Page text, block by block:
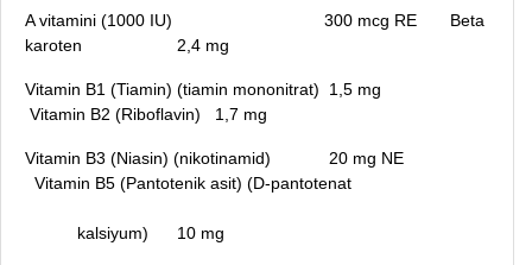
A vitamini (1000 IU) 300 mcg RE Beta
karoten
2,4 mg
Vitamin B1 (Tiamin) (tiamin mononitrat)
1,5 mg
Vitamin B2 (Riboflavin)
1,7 mg
Vitamin B3 (Niasin) (nikotinamid)
20 mg NE
Vitamin B5 (Pantotenik asit) (D-pantotenat
kalsiyum) 10 mg